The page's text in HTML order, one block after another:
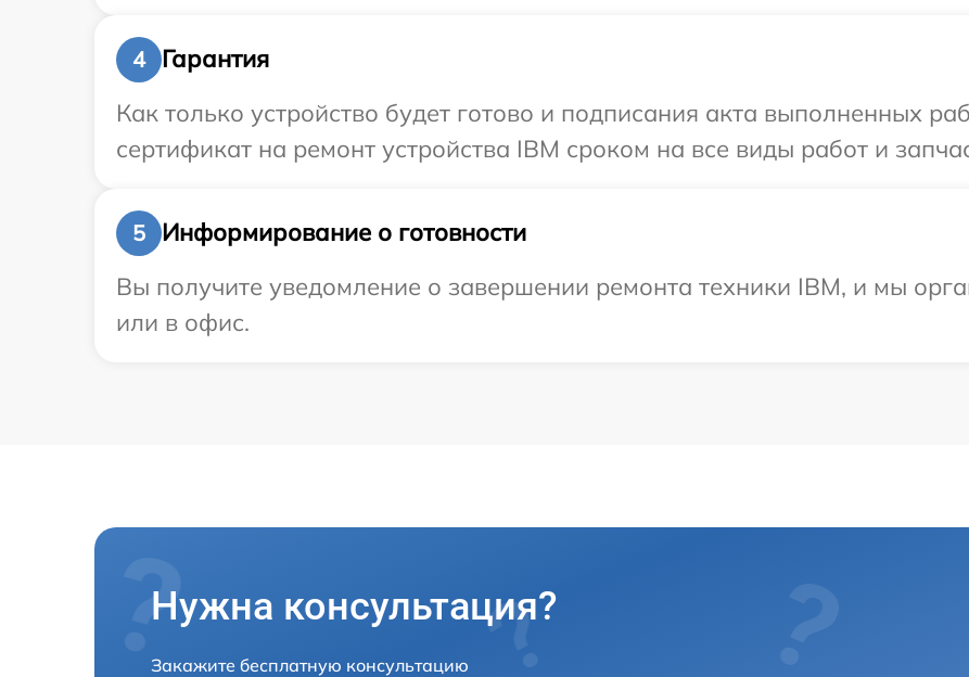
4
Гарантия
Как только устройство будет готово и подписания акта выполненных
сертификат на ремонт устройства IBM сроком на все виды работ и
5
Информирование о готовности
Вы получите уведомление о завершении ремонта техники IBM, и мы
или в офис.
Нужна консультация?
Закажите бесплатную консультацию